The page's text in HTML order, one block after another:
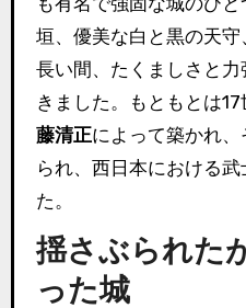
垣、優美な白と黒の天守
長い間、たくましさと
きました。もともとは
藤清正によって築かれ
られ、西日本における
た。
揺さぶられた
った城